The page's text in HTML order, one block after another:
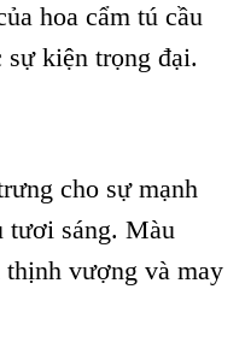
hoa cẩm tú cầu
sự kiện trọng đại.
cho sự mạnh
tươi sáng. Màu
vượng và may